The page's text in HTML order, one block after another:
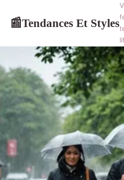
📰Tendances Et Styles